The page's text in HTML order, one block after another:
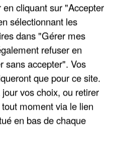
CLIENTS DÉROBÉES À
UNE...
cliquant sur "Accepter
sélectionnant les
dans "Gérer mes
refuser en
sans accepter". Vos
que pour ce site.
vos choix, ou retirer
moment via le lien
en bas de chaque